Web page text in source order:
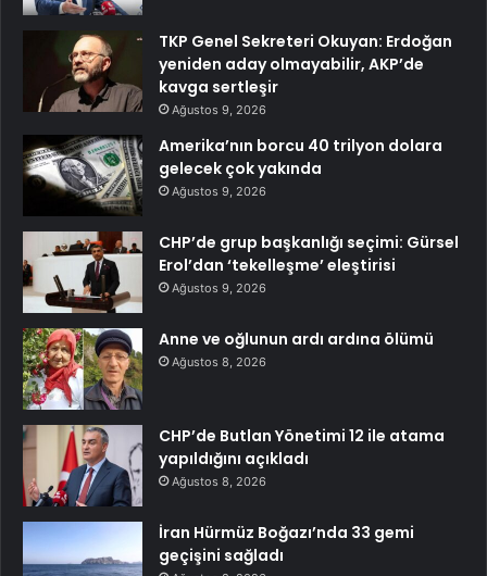
TKP Genel Sekreteri Okuyan: Erdoğan
yeniden aday olmayabilir, AKP’de
kavga sertleşir
Ağustos 9, 2026
Amerika’nın borcu 40 trilyon dolara
gelecek çok yakında
Ağustos 9, 2026
CHP’de grup başkanlığı seçimi: Gürsel
Erol’dan ‘tekelleşme’ eleştirisi
Ağustos 9, 2026
Anne ve oğlunun ardı ardına ölümü
Ağustos 8, 2026
CHP’de Butlan Yönetimi 12 ile atama
yapıldığını açıkladı
Ağustos 8, 2026
İran Hürmüz Boğazı’nda 33 gemi
geçişini sağladı